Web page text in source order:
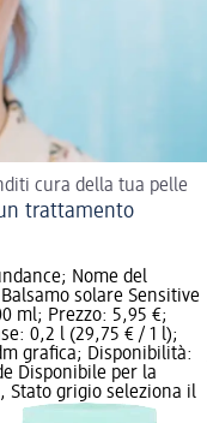
cura della tua pelle
trattamento
Nome del
solare Sensitive
ml; Prezzo: 5,95 €;
0,2 l (29,75 € / 1 l);
grafica; Disponibilità:
Disponibile per la
Stato grigio seleziona il